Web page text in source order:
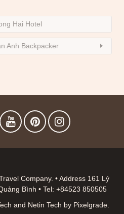
Hai Hotel
Anh Backpacker
Company. • Address 161 Lý
Bình • Tel: +84523 850505
and Netin Tech by Pixelgrade